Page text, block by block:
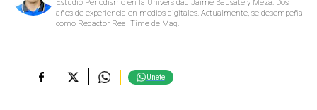
Estudió Periodismo en la Universidad Jaime Bausate y Meza. Dos
años de experiencia en medios digitales. Actualmente, se desempeña
como Redactor Real Time de Mag.
Únete